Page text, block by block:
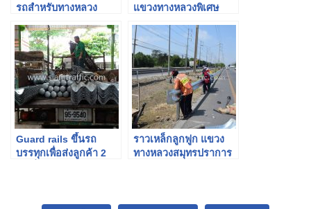
รถสําหรับทางหลวง
จ.ชลบุรี
แขวงทางหลวงพิเศษ
(Motorway)
Guard rails ขึ้นรถ
บรรทุกเพื่อส่งลูกค้า 2
ราวเหล็กลูกฟูก แขวง
ทางหลวงสมุทรปราการ